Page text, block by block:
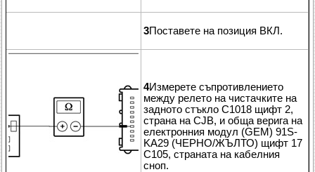
3Поставете на позиция ВКЛ.
4Измерете съпротивлението
между релето на чистачките на
задното стъкло C1018 щифт 2,
страна на CJB, и обща верига на
електронния модул (GEM) 91S-
KA29 (ЧЕРНО/ЖЪЛТО) щифт 17
C105, страната на кабелния
сноп.